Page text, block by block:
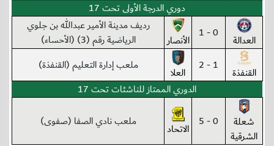
دوري الدرجة الأولى تحت 17
العدالة 0 - 1 الأنصار
رديف مدينة الأمير عبدالله بن جلوي
الرياضية رقم (3) (الأحساء)
القنفذة 1 - 2 العلا
ملعب إدارة التعليم (القنفذة)
الدوري الممتاز للناشئات تحت 17
شعلة
الشرقية
0 - 5 الاتحاد ملعب نادي الصفا (صفوى)